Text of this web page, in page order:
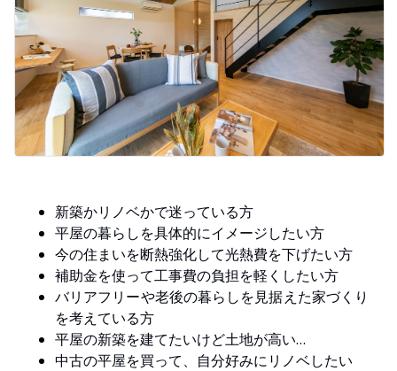
新築かリノベかで迷っている方
平屋の暮らしを具体的にイメージしたい方
今の住まいを断熱強化して光熱費を下げたい方
補助金を使って工事費の負担を軽くしたい方
バリアフリーや老後の暮らしを見据えた家づくり
を考えている方
平屋の新築を建てたいけど土地が高い…
中古の平屋を買って、自分好みにリノベしたい